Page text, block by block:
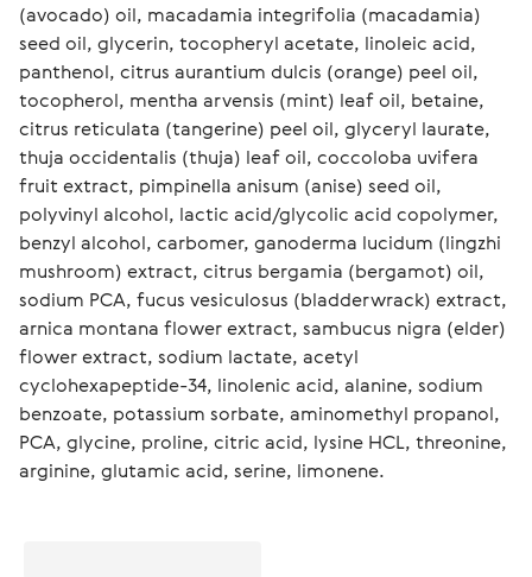
(avocado) oil, macadamia integrifolia (macadamia)
seed oil, glycerin, tocopheryl acetate, linoleic acid,
panthenol, citrus aurantium dulcis (orange) peel oil,
tocopherol, mentha arvensis (mint) leaf oil, betaine,
citrus reticulata (tangerine) peel oil, glyceryl laurate,
thuja occidentalis (thuja) leaf oil, coccoloba uvifera
fruit extract, pimpinella anisum (anise) seed oil,
polyvinyl alcohol, lactic acid/glycolic acid copolymer,
benzyl alcohol, carbomer, ganoderma lucidum (lingzhi
mushroom) extract, citrus bergamia (bergamot) oil,
sodium PCA, fucus vesiculosus (bladderwrack) extract,
arnica montana flower extract, sambucus nigra (elder)
flower extract, sodium lactate, acetyl
cyclohexapeptide-34, linolenic acid, alanine, sodium
benzoate, potassium sorbate, aminomethyl propanol,
PCA, glycine, proline, citric acid, lysine HCL, threonine,
arginine, glutamic acid, serine, limonene.